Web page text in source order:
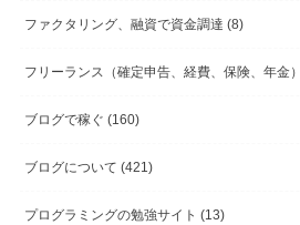
ファクタリング、融資で資金調達 (8)
フリーランス（確定申告、経費、保険、年金）
ブログで稼ぐ (160)
ブログについて (421)
プログラミングの勉強サイト (13)